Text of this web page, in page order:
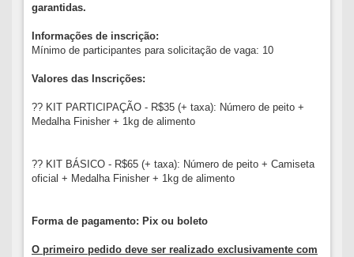
garantidas.
Informações de inscrição:
Mínimo de participantes para solicitação de vaga: 10
Valores das Inscrições:
?? KIT PARTICIPAÇÃO - R$35 (+ taxa): Número de peito +
Medalha Finisher + 1kg de alimento
?? KIT BÁSICO - R$65 (+ taxa): Número de peito + Camiseta
oficial + Medalha Finisher + 1kg de alimento
Forma de pagamento: Pix ou boleto
O primeiro pedido deve ser realizado exclusivamente com